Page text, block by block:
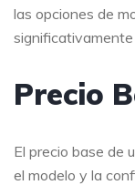
las opciones de
significativamente
Precio
El precio base de
el modelo y la